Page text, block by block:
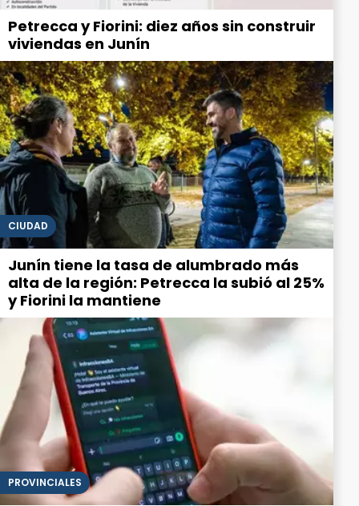
Petrecca y Fiorini: diez años sin construir
viviendas en Junín
CIUDAD
Junín tiene la tasa de alumbrado más
alta de la región: Petrecca la subió al 25%
y Fiorini la mantiene
PROVINCIALES